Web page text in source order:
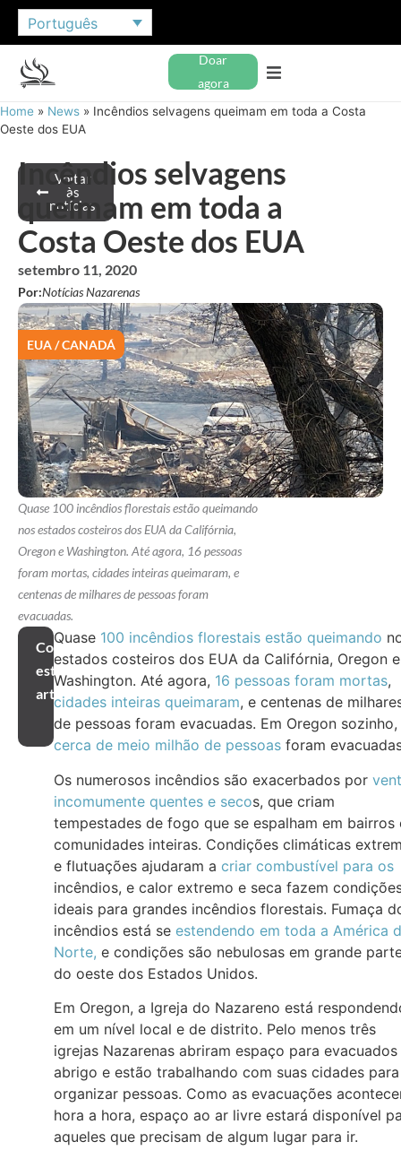
Português
Doar
agora
Home » News » Incêndios selvagens queimam em toda a Costa
Oeste dos EUA
Voltar
às
notícias
Incêndios selvagens
queimam em toda a
Costa Oeste dos EUA
setembro 11, 2020
Por:Notícias Nazarenas
EUA / CANADÁ
Quase 100 incêndios florestais estão queimando
nos estados costeiros dos EUA da Califórnia,
Oregon e Washington. Até agora, 16 pessoas
foram mortas, cidades inteiras queimaram, e
centenas de milhares de pessoas foram
evacuadas.
Compartilhar
este
artigo
Quase 100 incêndios florestais estão queimando
estados costeiros dos EUA da Califórnia, Oregon e
Washington. Até agora, 16 pessoas foram mortas,
cidades inteiras queimaram, e centenas de
de pessoas foram evacuadas. Em Oregon sozinho,
cerca de meio milhão de pessoas foram
Os numerosos incêndios são exacerbados por
incomumente quentes e secos, que criam
tempestades de fogo que se espalham em bairros
comunidades inteiras. Condições climáticas
e flutuações ajudaram a criar combustível para os
incêndios, e calor extremo e seca fazem
ideais para grandes incêndios florestais. Fumaça
incêndios está se estendendo em toda a América
Norte, e condições são nebulosas em grande
do oeste dos Estados Unidos.
Em Oregon, a Igreja do Nazareno está
em um nível local e de distrito. Pelo menos três
igrejas Nazarenas abriram espaço para
abrigo e estão trabalhando com suas cidades para
organizar pessoas. Como as evacuações
hora a hora, espaço ao ar livre estará disponível
aqueles que precisam de algum lugar para ir.